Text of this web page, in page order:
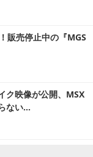
販売停止中の『MGS
ク映像が公開、MSX
ない…